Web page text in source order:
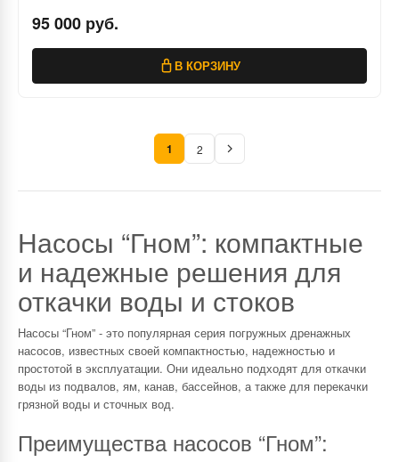
95 000 руб.
В КОРЗИНУ
1 2
Насосы “Гном”: компактные
и надежные решения для
откачки воды и стоков
Насосы “Гном” - это популярная серия погружных дренажных
насосов, известных своей компактностью, надежностью и
простотой в эксплуатации. Они идеально подходят для откачки
воды из подвалов, ям, канав, бассейнов, а также для перекачки
грязной воды и сточных вод.
Преимущества насосов “Гном”: